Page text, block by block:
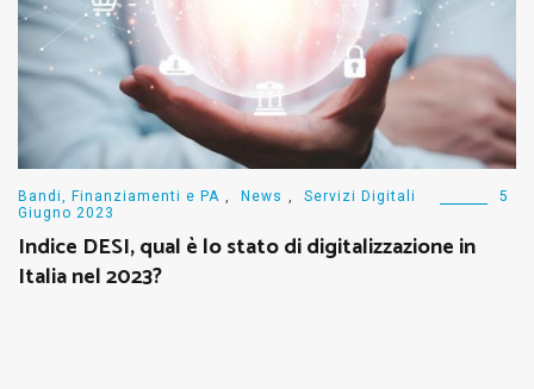
Bandi, Finanziamenti e PA , News , Servizi Digitali
5
Giugno 2023
Indice DESI, qual è lo stato di digitalizzazione in
Italia nel 2023?